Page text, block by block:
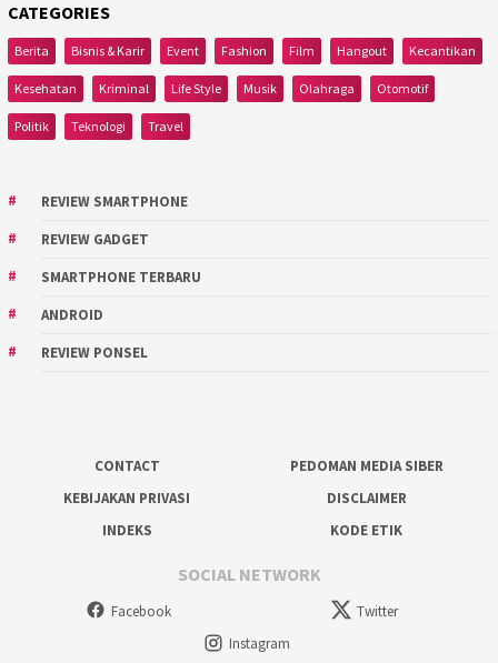
CATEGORIES
Berita Bisnis & Karir Event Fashion Film Hangout Kecantikan
Kesehatan Kriminal Life Style Musik Olahraga Otomotif
Politik Teknologi Travel
REVIEW SMARTPHONE
REVIEW GADGET
SMARTPHONE TERBARU
ANDROID
REVIEW PONSEL
CONTACT
PEDOMAN MEDIA SIBER
KEBIJAKAN PRIVASI
DISCLAIMER
INDEKS
KODE ETIK
SOCIAL NETWORK
Facebook
Twitter
Instagram